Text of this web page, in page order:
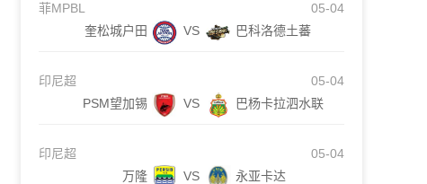
菲MPBL
05-04
奎松城户田
VS 巴科洛德土蕃
印尼超
05-04
PSM望加锡
VS 巴杨卡拉泗水联
印尼超
05-04
万隆
VS 永亚卡达